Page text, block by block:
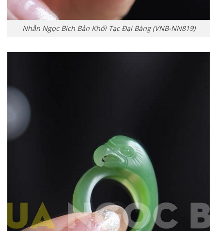
Nhẫn Ngọc Bích Bản Khối Tạc Đại Bàng (VNB-NN819)